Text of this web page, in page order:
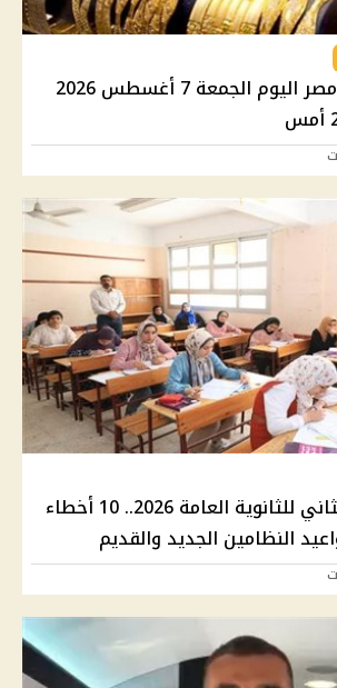
سعر الذهب في مصر اليوم الجمعة 7 أغسطس 2026
امتحانات الدور الثاني للثانوية العامة 2026.. 10 أخطاء
النظامين الجديد والقديم